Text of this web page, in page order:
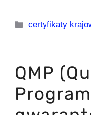
Kategorie
certyfikaty
QMP